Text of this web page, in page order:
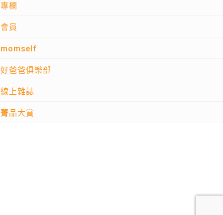
專欄
會員
momself
好爸爸俱樂部
線上雜誌
菁品大賞